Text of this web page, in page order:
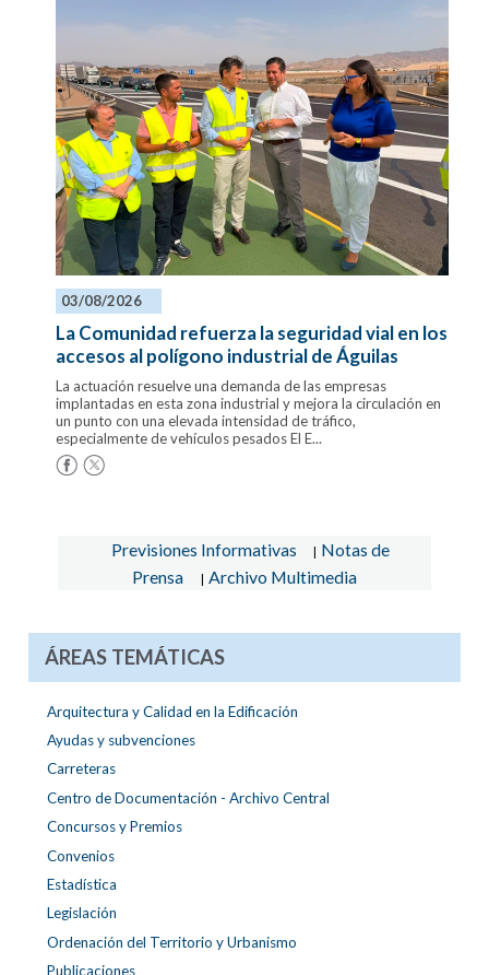
03/08/2026
La Comunidad refuerza la seguridad vial en los
accesos al polígono industrial de Águilas
La actuación resuelve una demanda de las empresas
implantadas en esta zona industrial y mejora la circulación en
un punto con una elevada intensidad de tráfico,
especialmente de vehículos pesados El E...
Previsiones Informativas
Notas de
Prensa
Archivo Multimedia
ÁREAS TEMÁTICAS
Arquitectura y Calidad en la Edificación
Ayudas y subvenciones
Carreteras
Centro de Documentación - Archivo Central
Concursos y Premios
Convenios
Estadística
Legislación
Ordenación del Territorio y Urbanismo
Publicaciones